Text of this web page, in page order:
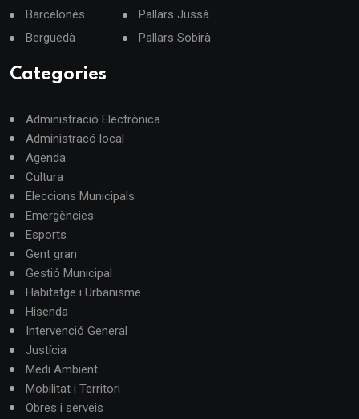
Barcelonès
Berguedà
Pallars Jussà
Pallars Sobirà
Categories
Administració Electrònica
Administracó local
Agenda
Cultura
Eleccions Municipals
Emergències
Esports
Gent gran
Gestió Municipal
Habitatge i Urbanisme
Hisenda
Intervenció General
Justícia
Medi Ambient
Mobilitat i Territori
Obres i serveis